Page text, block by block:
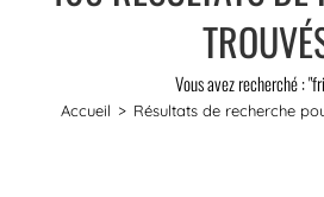
Vous avez recherché :
Accueil > Résultats de recherche